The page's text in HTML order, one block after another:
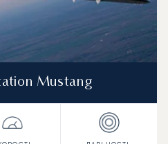
Mustang